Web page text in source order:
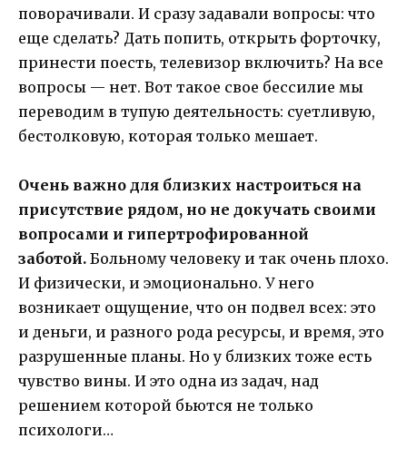
поворачивали. И сразу задавали вопросы: что
еще сделать? Дать попить, открыть форточку,
принести поесть, телевизор включить? На все
вопросы — нет. Вот такое свое бессилие мы
переводим в тупую деятельность: суетливую,
бестолковую, которая только мешает.
Очень важно для близких настроиться на
присутствие рядом, но не докучать своими
вопросами и гипертрофированной
заботой. Больному человеку и так очень плохо.
И физически, и эмоционально. У него
возникает ощущение, что он подвел всех: это
и деньги, и разного рода ресурсы, и время, это
разрушенные планы. Но у близких тоже есть
чувство вины. И это одна из задач, над
решением которой бьются не только
психологи…